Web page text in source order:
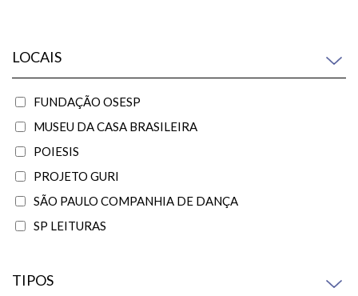
LOCAIS
FUNDAÇÃO OSESP
MUSEU DA CASA BRASILEIRA
POIESIS
PROJETO GURI
SÃO PAULO COMPANHIA DE DANÇA
SP LEITURAS
TIPOS